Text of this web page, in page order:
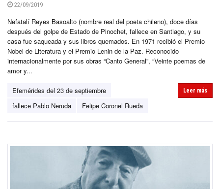
22/09/2019
Nefatalí Reyes Basoalto (nombre real del poeta chileno), doce días
después del golpe de Estado de Pinochet, fallece en Santiago, y su
casa fue saqueada y sus libros quemados. En 1971 recibió el Premio
Nobel de Literatura y el Premio Lenin de la Paz. Reconocido
internacionalmente por sus obras “Canto General”, “Veinte poemas de
amor y...
Efemérides del 23 de septiembre
fallece Pablo Neruda
Felipe Coronel Rueda
Leer más